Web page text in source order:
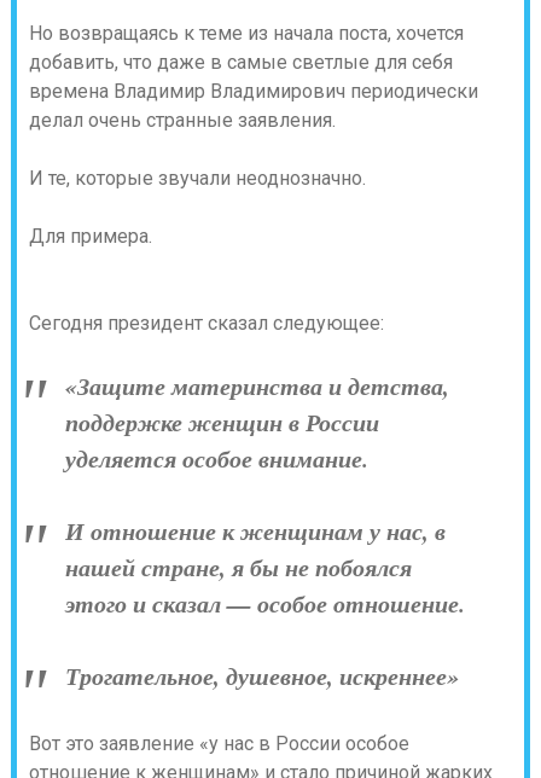
Но возвращаясь к теме из начала поста, хочется
добавить, что даже в самые светлые для себя
времена Владимир Владимирович периодически
делал очень странные заявления.
И те, которые звучали неоднозначно.
Для примера.
Сегодня президент сказал следующее:
«Защите материнства и детства,
поддержке женщин в России
уделяется особое внимание.
И отношение к женщинам у нас, в
нашей стране, я бы не побоялся
этого и сказал — особое отношение.
Трогательное, душевное, искреннее»
Вот это заявление «у нас в России особое
отношение к женщинам» и стало причиной жарких